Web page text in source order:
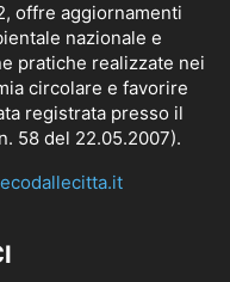
offre aggiornamenti
nazionale e
pratiche realizzate nei
circolare e favorire
registrata presso il
58 del 22.05.2007).